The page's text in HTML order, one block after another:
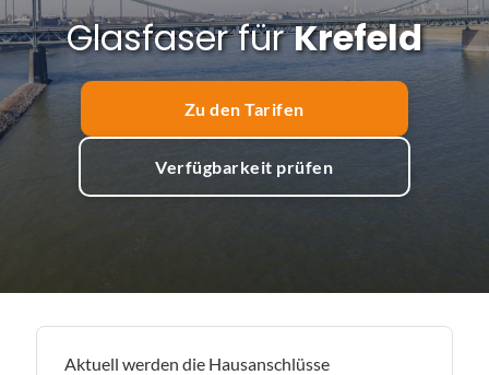
Glasfaser fürKrefeld
Zu den Tarifen
Verfügbarkeit prüfen
Aktuell werden die Hausanschlüsse